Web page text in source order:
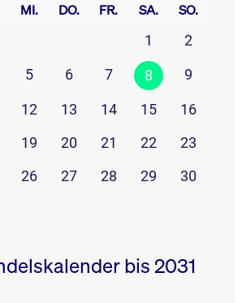
MI. DO. FR. SA. SO.
1
2
5 6 7 8 9
12 13 14 15
16
19 20 21 22
23
26 27 28 29
30
bis 2031